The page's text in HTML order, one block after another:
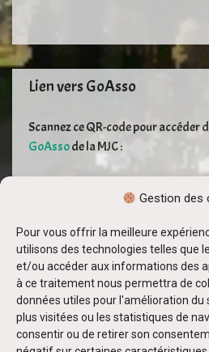
Gestion des
Pour vous offrir la meilleure
utilisons des technologies telles que
et/ou accéder aux informations des
à ce traitement nous permettra de
données utiles pour l'amélioration du
plus visitées ou les statistiques de
consentir ou de retirer son
Lien vers GoAsso
Scannez ce QR-code pour accéder
GoAssode la MJC :